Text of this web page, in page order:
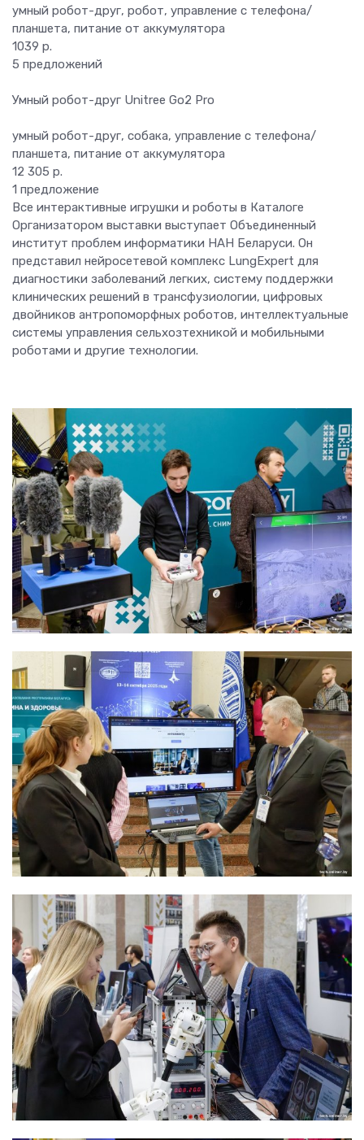
умный робот-друг, робот, управление с телефона/
планшета, питание от аккумулятора
1039 р.
5 предложений
Умный робот-друг Unitree Go2 Pro
умный робот-друг, собака, управление с телефона/
планшета, питание от аккумулятора
12 305 р.
1 предложение
Все интерактивные игрушки и роботы в Каталоге
Организатором выставки выступает Объединенный
институт проблем информатики НАН Беларуси. Он
представил нейросетевой комплекс LungExpert для
диагностики заболеваний легких, систему поддержки
клинических решений в трансфузиологии, цифровых
двойников антропоморфных роботов, интеллектуальные
системы управления сельхозтехникой и мобильными
роботами и другие технологии.